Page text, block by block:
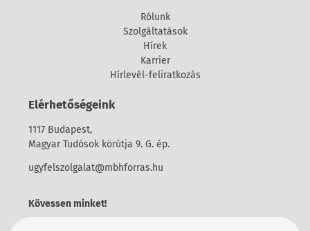
Rólunk
Szolgáltatások
Hírek
Karrier
Hírlevél-feliratkozás
Elérhetőségeink
1117 Budapest,
Magyar Tudósok körútja 9. G. ép.
ugyfelszolgalat@mbhforras.hu
Kövessen minket!